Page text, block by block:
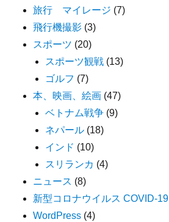
旅行 マイレージ (7)
飛行機撮影 (3)
スポーツ (20)
スポーツ観戦 (13)
ゴルフ (7)
本、映画、絵画 (47)
ベトナム戦争 (9)
ネパール (18)
インド (10)
スリランカ (4)
ニュース (8)
新型コロナウイルス COVID-19
WordPress (4)